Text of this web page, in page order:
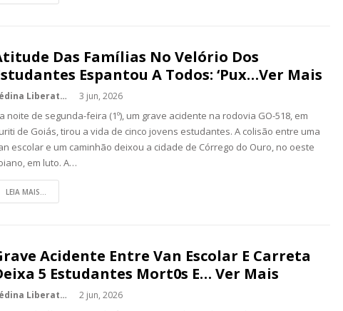
Das Famílias No Velório Dos
Espantou A Todos: ‘Pux…Ver Mais
Kédina Liberato 3 jun, 2026
noite de segunda-feira (1º), um grave acidente na rodovia GO-518, em
de Goiás, tirou a vida de cinco jovens estudantes. A colisão entre uma
escolar e um caminhão deixou a cidade de Córrego do Ouro, no oeste
em luto. A…
LEIA MAIS...
Acidente Entre Van Escolar E Carreta
5 Estudantes Mort0s E… Ver Mais
Kédina Liberato 2 jun, 2026